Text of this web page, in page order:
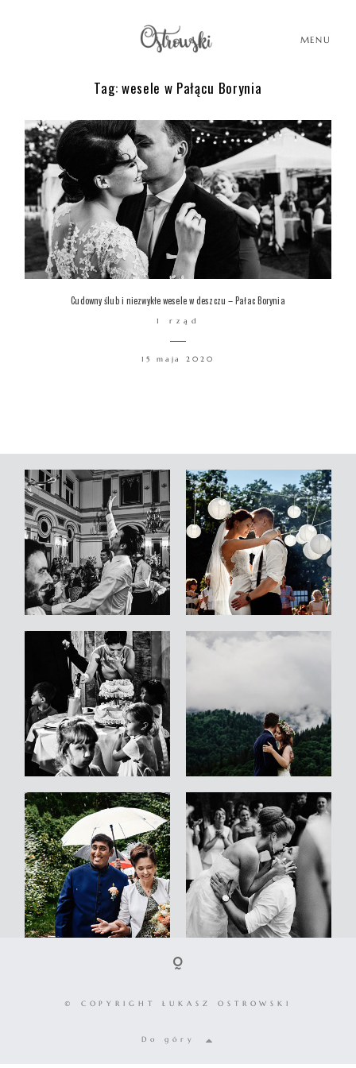
MENU
Tag: wesele w Pałącu Borynia
Cudowny ślub i niezwykłe wesele w deszczu – Pałac Borynia
1 rząd
15 maja 2020
HISTORIE
PORTFOLIO
O MNIE
© COPYRIGHT ŁUKASZ OSTROWSKI
© COPYRIGHT ŁUKASZ OSTROWSKI
Do góry